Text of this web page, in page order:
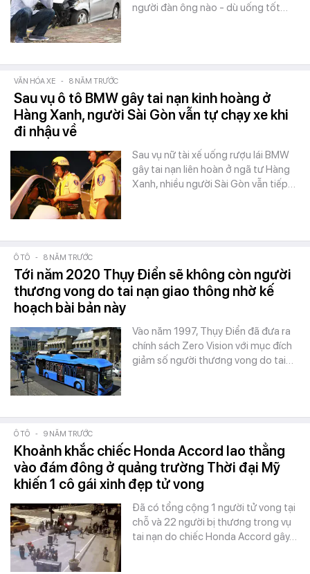
người đàn ông nào - dù uống tốt…
VĂN HÓA XE - 8 NĂM TRƯỚC
Sau vụ ô tô BMW gây tai nạn kinh hoàng ở
Hàng Xanh, người Sài Gòn vẫn tự chạy xe khi
đi nhậu về
Sau vụ nữ tài xế uống rượu lái BMW
gây tai nạn liên hoàn ở ngã tư Hàng
Xanh, nhiều người Sài Gòn vẫn tiếp…
Ô TÔ - 8 NĂM TRƯỚC
Tới năm 2020 Thụy Điển sẽ không còn người
thương vong do tai nạn giao thông nhờ kế
hoạch bài bản này
Vào năm 1997, Thụy Điển đã đưa ra
chính sách Zero Vision với mục đích
giảm số người thương vong do tai…
Ô TÔ - 9 NĂM TRƯỚC
Khoảnh khắc chiếc Honda Accord lao thẳng
vào đám đông ở quảng trường Thời đại Mỹ
khiến 1 cô gái xinh đẹp tử vong
Đã có tổng cộng 1 người tử vong tại
chỗ và 22 người bị thương trong vụ
tai nạn do chiếc Honda Accord gây…